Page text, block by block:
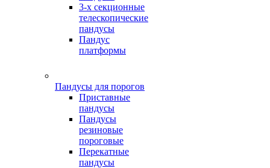
3-х секционные
телескопические
пандусы
Пандус
платформы
Пандусы для порогов
Приставные
пандусы
Пандусы
резиновые
пороговые
Перекатные
пандусы